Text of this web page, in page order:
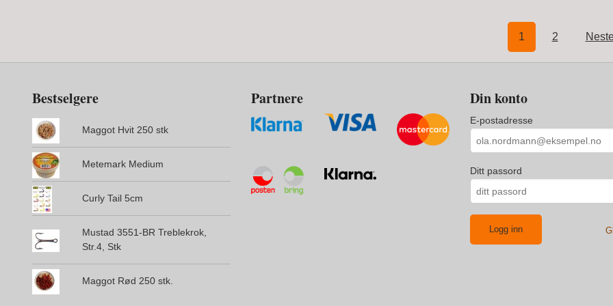
1 2
Bestselgere
Maggot Hvit 250 stk
Metemark Medium
Curly Tail 5cm
Mustad 3551-BR Treblekrok,
Str.4, Stk
Maggot Rød 250 stk.
Partnere Din konto
E-postadresse
Ditt passord